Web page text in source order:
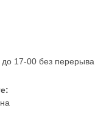
17-00 без перерыва